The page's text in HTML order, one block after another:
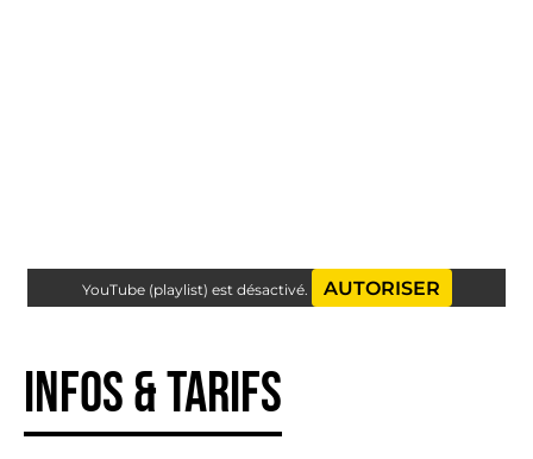
YouTube (playlist) est désactivé. AUTORISER
Infos & tarifs